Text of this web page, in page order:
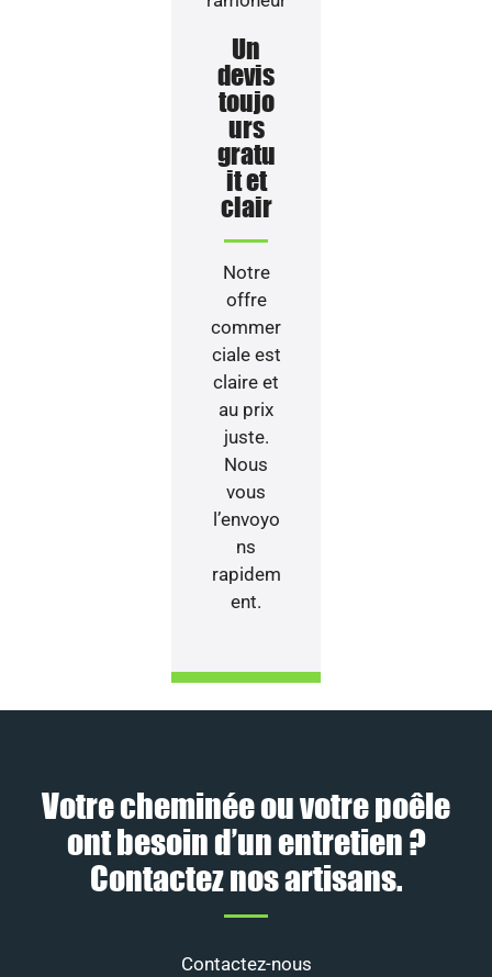
Un
devis
toujo
urs
gratu
it et
clair
Notre
offre
commer
ciale est
claire et
au prix
juste.
Nous
vous
l’envoyo
ns
rapidem
ent.
Votre cheminée ou votre poêle
ont besoin d’un entretien ?
Contactez nos artisans.
Contactez-nous